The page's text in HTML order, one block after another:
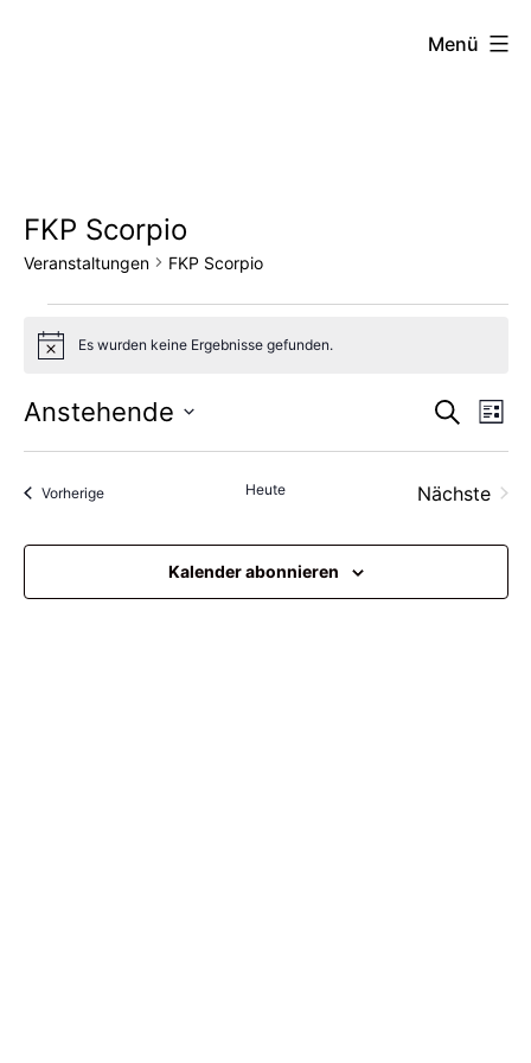
Menü
FKP Scorpio
Veranstaltungen FKP Scorpio
Veranstaltungen
HinweisEs wurden keine Ergebnisse gefunden.
SucheListe
Anstehende
Datum
wählen.
VorherigeVeranstaltungen Heute
Nächste
Kalender abonnieren